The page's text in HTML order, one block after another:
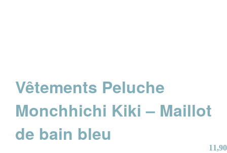
Vêtements Peluche
Monchhichi Kiki – Maillot
de bain bleu
11,90